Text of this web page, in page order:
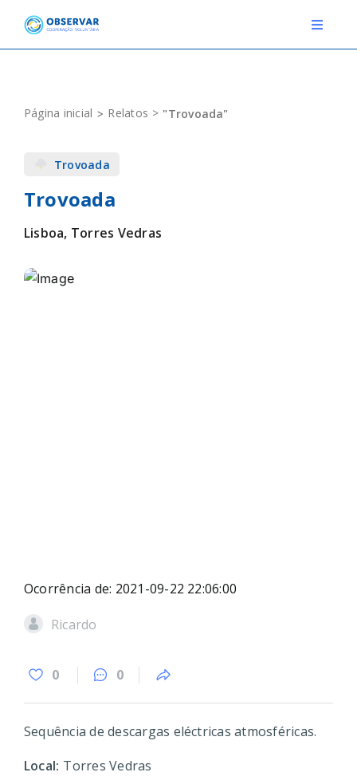
content
Toggle
EVENTOS
DEFINIÇÕES
F.A.Q.
Página inicial Relatos "Trovoada"
Trovoada
Trovoada
Lisboa, Torres Vedras
Ocorrência de: 2021-09-22 22:06:00
Ricardo
0 0
Sequência de descargas eléctricas atmosféricas.
Local: Torres Vedras